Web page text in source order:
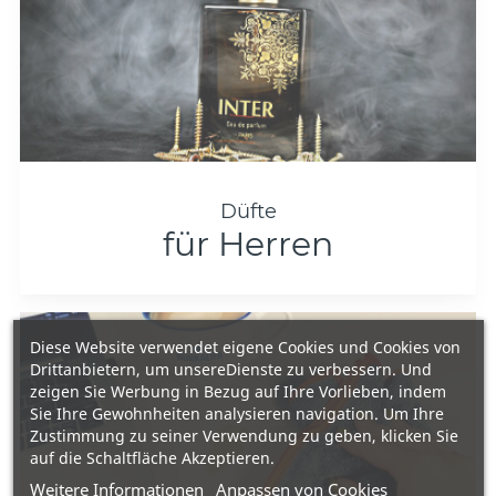
Düfte
für Herren
Diese Website verwendet eigene Cookies und Cookies von
Drittanbietern, um unsereDienste zu verbessern. Und
zeigen Sie Werbung in Bezug auf Ihre Vorlieben, indem
Sie Ihre Gewohnheiten analysieren navigation. Um Ihre
Zustimmung zu seiner Verwendung zu geben, klicken Sie
auf die Schaltfläche Akzeptieren.
Weitere Informationen Anpassen von Cookies